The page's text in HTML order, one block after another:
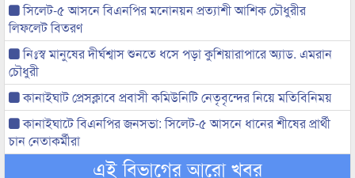
সিলেট-৫ আসনে বিএনপির মনোনয়ন প্রত্যাশী আশিক চৌধুরীর
লিফলেট বিতরণ
নিঃস্ব মানুষের দীর্ঘশ্বাস শুনতে ধসে পড়া কুশিয়ারাপারে অ্যাড. এমরান
চৌধুরী
কানাইঘাট প্রেসক্লাবে প্রবাসী কমিউনিটি নেতৃবৃন্দের নিয়ে মতিবিনিময়
কানাইঘাটে বিএনপির জনসভা: সিলেট-৫ আসনে ধানের শীষের প্রার্থী
চান নেতাকর্মীরা
এই বিভাগের আরো খবর